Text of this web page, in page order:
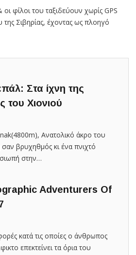
φίλοι του ταξιδεύουν χωρίς GPS
Σιβηρίας, έχοντας ως πλοηγό
Στα ίχνη της
του Χιονιού
Ανατολικό άκρο του
βρυχηθμός κι ένα πνιχτό
στην…
Adventurers Of
κατά τις οποίες ο άνθρωπος
επεκτείνει τα όρια του